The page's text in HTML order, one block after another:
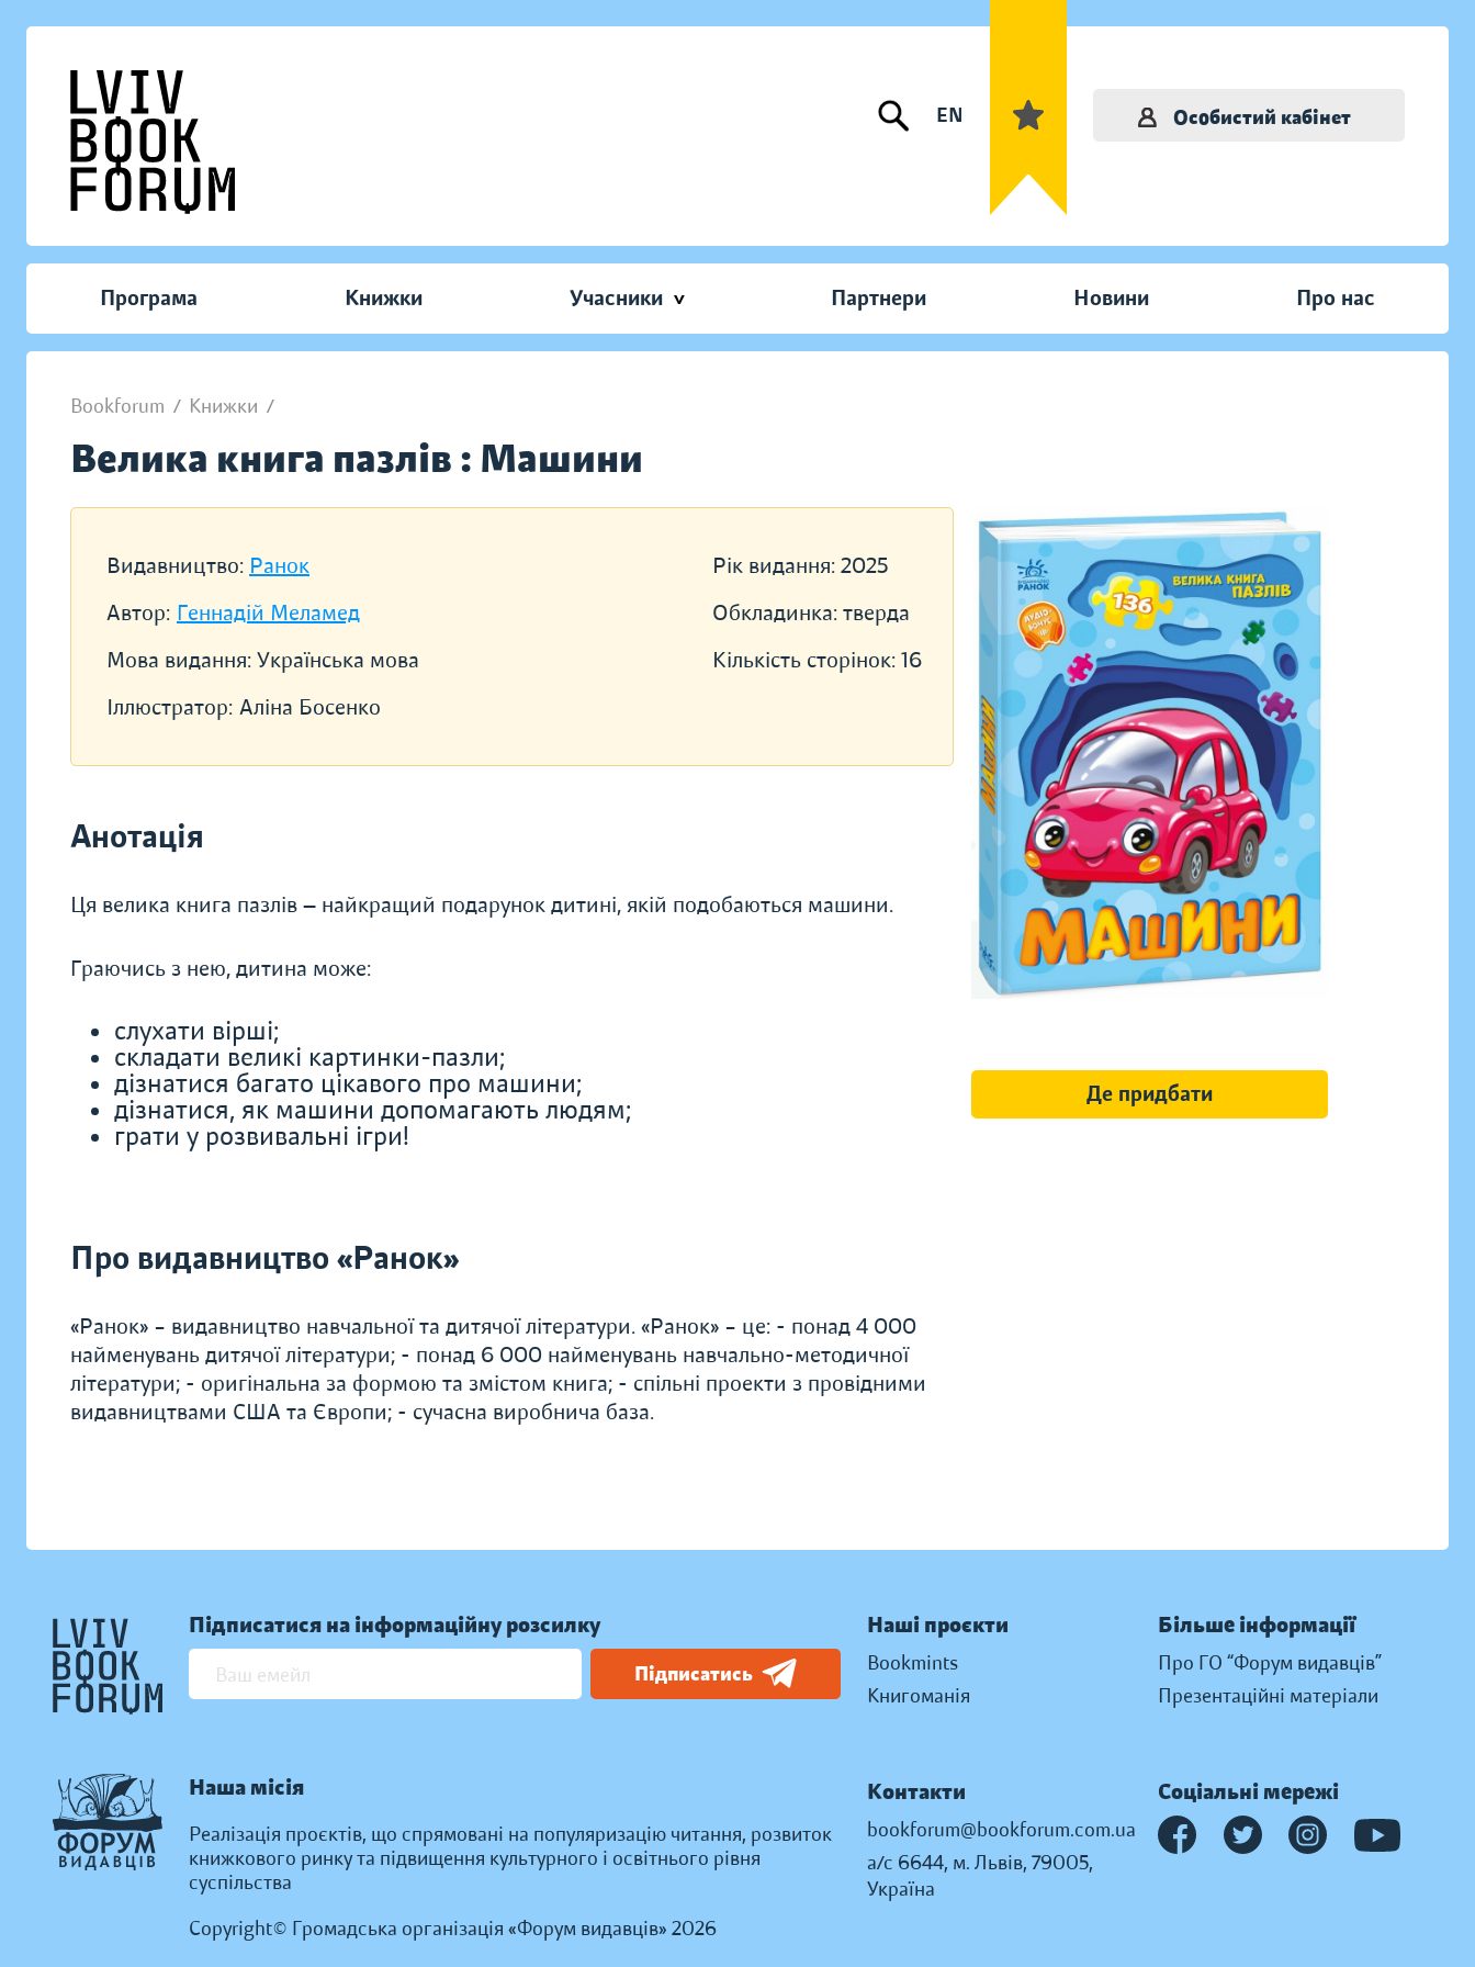
EN Особистий кабінет
Програма Книжки Учасники Партнери Новини Про нас
Bookforum / Книжки /
Велика книга пазлів : Машини
Видавництво: Ранок
Автор: Геннадій Меламед
Мова видання: Українська мова
Іллюстратор: Аліна Босенко
Рік видання: 2025
Обкладинка: тверда
Кількість сторінок: 16
Анотація
Ця велика книга пазлів — найкращий подарунок дитині, якій подобаються машини.
Граючись з нею, дитина може:
слухати вірші;
складати великі картинки-пазли;
дізнатися багато цікавого про машини;
дізнатися, як машини допомагають людям;
грати у розвивальні ігри!
Про видавництво «Ранок»
«Ранок» – видавництво навчальної та дитячої літератури. «Ранок» – це: - понад 4 000
найменувань дитячої літератури; - понад 6 000 найменувань навчально-методичної
літератури; - оригінальна за формою та змістом книга; - спільні проекти з провідними
видавництвами США та Європи; - сучасна виробнича база.
Де придбати
Підписатися на інформаційну розсилку
Підписатись
Наша місія
Реалізація проєктів, що спрямовані на популяризацію читання, розвиток
книжкового ринку та підвищення культурного і освітнього рівня
суспільства
Copyright© Громадська організація «Форум видавців» 2026
Наші проєкти
Bookmints
Книгоманія
Більше інформації
Про ГО “Форум видавців”
Презентаційні матеріали
Контакти
bookforum@bookforum.com.ua
а/с 6644, м. Львів, 79005,
Україна
Соціальні мережі